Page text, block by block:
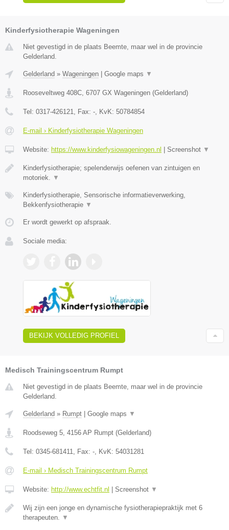
Kinderfysiotherapie Wageningen
Niet gevestigd in de plaats Beemte, maar wel in de provincie
Gelderland.
Gelderland » Wageningen Google maps ▼
Rooseveltweg 408C 6707 GX Wageningen (Gelderland)
Tel: 0317-426121 , Fax: - , KvK: 50784854
E-mail › Kinderfysiotherapie Wageningen
Website: https://www.kinderfysiowageningen.nl Screenshot ▼
Kinderfysiotherapie; spelenderwijs oefenen van zintuigen en
motoriek.
▼
Kinderfysiotherapie, Sensorische informatieverwerking,
Bekkenfysiotherapie ▼
Er wordt gewerkt op afspraak.
Sociale media:
BEKIJK VOLLEDIG PROFIEL
Medisch Trainingscentrum Rumpt
Niet gevestigd in de plaats Beemte, maar wel in de provincie
Gelderland.
Gelderland » Rumpt Google maps ▼
Roodseweg 5, 4156 AP Rumpt (Gelderland)
Tel: 0345-681411, Fax: -, KvK: 54031281
E-mail › Medisch Trainingscentrum Rumpt
Website: http://www.echtfit.nl Screenshot ▼
Wij zijn een jonge en dynamische fysiotherapiepraktijk met 6
therapeuten. ▼